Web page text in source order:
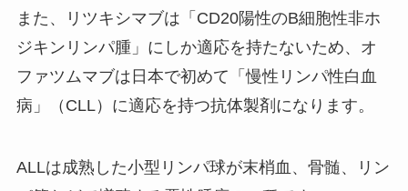
また、リツキシマブは「CD20陽性のB細胞性非ホ
ジキンリンパ腫」にしか適応を持たないため、オ
ファツムマブは日本で初めて「慢性リンパ性白血
病」（CLL）に適応を持つ抗体製剤になります。
ALLは成熟した小型リンパ球が末梢血、骨髄、リン